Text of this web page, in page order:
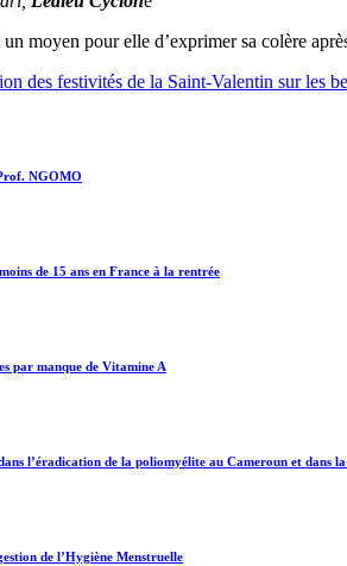
moyen pour elle d’exprimer sa colère
des festivités de la Saint-Valentin sur les
NGOMO
de 15 ans en France à la rentrée
par manque de Vitamine A
l’éradication de la poliomyélite au Cameroun et dans la
de l’Hygiène Menstruelle